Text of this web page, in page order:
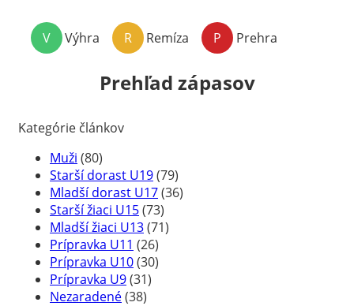
V Výhra R Remíza P Prehra
Prehľad zápasov
Kategórie článkov
Muži (80)
Starší dorast U19(79)
Mladší dorast U17(36)
Starší žiaci U15(73)
Mladší žiaci U13(71)
Prípravka U11 (26)
Prípravka U10(30)
Prípravka U9(31)
Nezaradené(38)